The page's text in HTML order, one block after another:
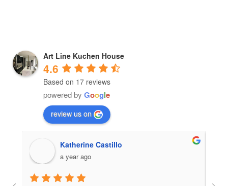
Art Line Kuchen House
4.6
Based on 17 reviews
powered by Google
review us on
Viviana Guerra
a year ago